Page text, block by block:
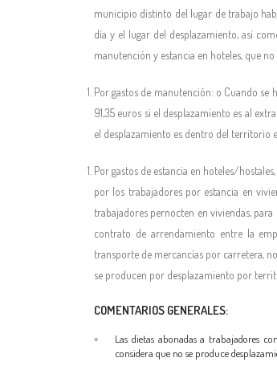
municipio distinto del lugar de trabajo
día y el lugar del desplazamiento, así
manutención y estancia en hoteles, que
Por gastos de manutención: o Cuando
91,35 euros si el desplazamiento es al
el desplazamiento es dentro del territorio
Por gastos de estancia en hoteles/
por los trabajadores por estancia en
trabajadores pernocten en viviendas,
contrato de arrendamiento entre la
transporte de mercancías por carretera,
se producen por desplazamiento por
COMENTARIOS GENERALES:
Las dietas abonadas a trabajadores
considera que no se produce